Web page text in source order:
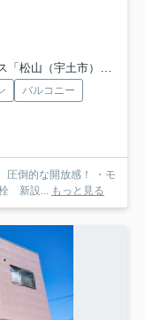
（宇土市）」バス停下車 徒歩6分
バルコニー
圧倒的な開放感！ ・モ
栓 新設... もっと見る